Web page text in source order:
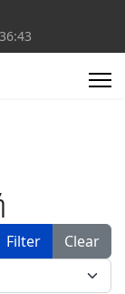
Filter
Clear